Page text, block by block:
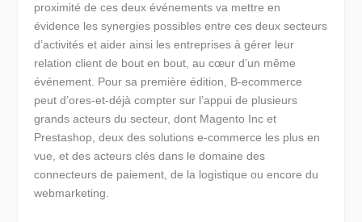
proximité de ces deux événements va mettre en
évidence les synergies possibles entre ces deux secteurs
d’activités et aider ainsi les entreprises à gérer leur
relation client de bout en bout, au cœur d’un même
événement. Pour sa première édition, B-ecommerce
peut d’ores-et-déjà compter sur l’appui de plusieurs
grands acteurs du secteur, dont Magento Inc et
Prestashop, deux des solutions e-commerce les plus en
vue, et des acteurs clés dans le domaine des
connecteurs de paiement, de la logistique ou encore du
webmarketing.